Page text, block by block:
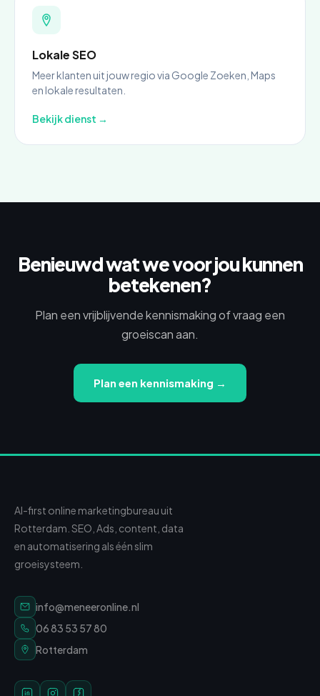
Lokale SEO
Meer klanten uit jouw regio via Google Zoeken, Maps
en lokale resultaten.
Bekijk dienst →
Benieuwd wat we voor jou kunnen
betekenen?
Plan een vrijblijvende kennismaking of vraag een
groeiscan aan.
Plan een kennismaking →
AI-first online marketingbureau uit
Rotterdam. SEO, Ads, content, data
en automatisering als één slim
groeisysteem.
info@meneeronline.nl
06 83 53 57 80
Rotterdam